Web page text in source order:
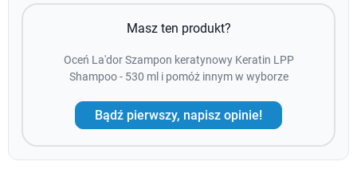
Masz ten produkt?
Oceń La'dor Szampon keratynowy Keratin LPP
Shampoo - 530 ml i pomóż innym w wyborze
Bądź pierwszy, napisz opinie!